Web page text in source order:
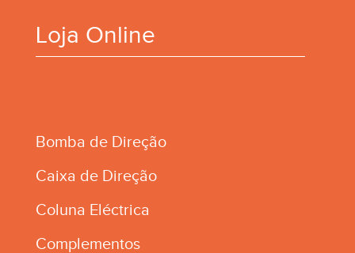
Loja Online
Bomba de Direção
Caixa de Direção
Coluna Eléctrica
Complementos